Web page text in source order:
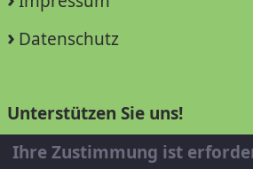
Datenschutz
Unterstützen Sie uns!
Mitglied werden
Ihre Zustimmung ist